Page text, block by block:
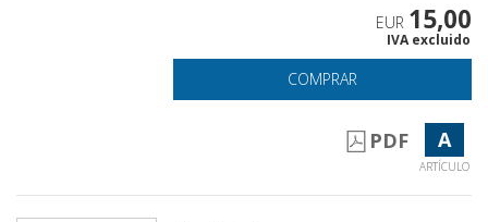
EUR 15,00
IVA excluido
COMPRAR
PDF A
ARTÍCULO